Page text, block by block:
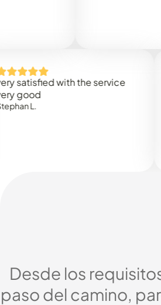
with the service
It
Desde los
paso del camino,